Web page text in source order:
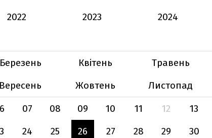
2022 2023 2024
Березень Квітень Травень
Вересень Жовтень Листопад
07 08 09 10 11 12 13
24 25 26 27 28 29 30